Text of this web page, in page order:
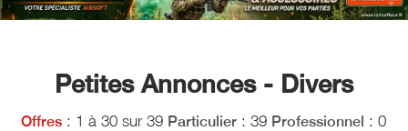
Petites Annonces - Divers
Offres : 1 à 30 sur 39 Particulier : 39 Professionnel : 0